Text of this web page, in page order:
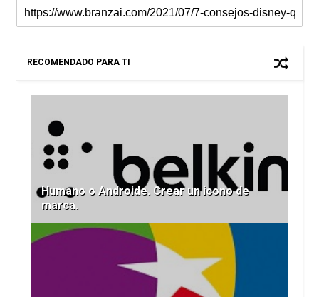
RECOMENDADO PARA TI
Humano o Androide. Crear un icono de
marca.